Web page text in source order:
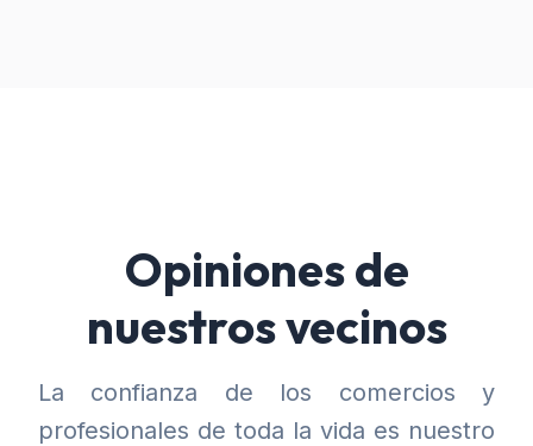
Opiniones de
nuestros vecinos
La confianza de los comercios y
profesionales de toda la vida es nuestro